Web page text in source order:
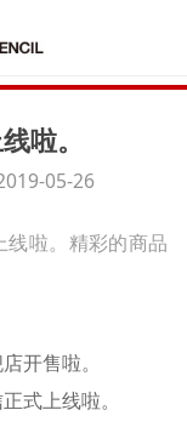
啦。
05-26
啦。精彩的商品
开售啦。
式上线啦。